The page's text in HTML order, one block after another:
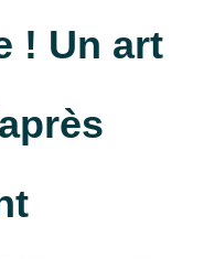
! Un art